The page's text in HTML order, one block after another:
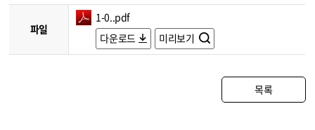
파일
1-0..pdf
다운로드
미리보기
목록